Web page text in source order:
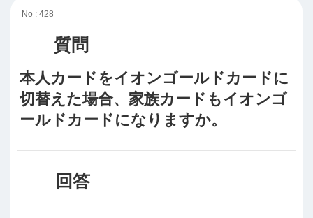
No : 428
本人カードをイオンゴールドカードに
切替えた場合、家族カードもイオンゴ
ールドカードになりますか。